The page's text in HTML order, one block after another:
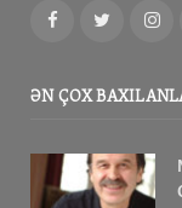
FacebookTwitter
ƏN ÇOX